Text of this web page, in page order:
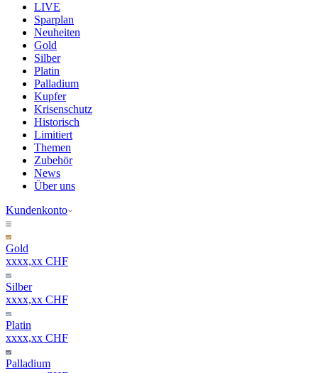
LIVE
Sparplan
Neuheiten
Gold
Silber
Platin
Palladium
Kupfer
Krisenschutz
Historisch
Limitiert
Themen
Zubehör
News
Über uns
Kundenkonto
Gold
xxxx,xx CHF
Silber
xxxx,xx CHF
Platin
xxxx,xx CHF
Palladium